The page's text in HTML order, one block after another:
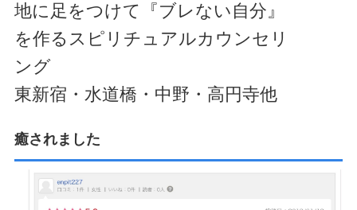
地に足をつけて『ブレない自分』
を作るスピリチュアルカウンセリ
ング
東新宿・水道橋・中野・高円寺他
HOME
メニュー/料金
癒されました